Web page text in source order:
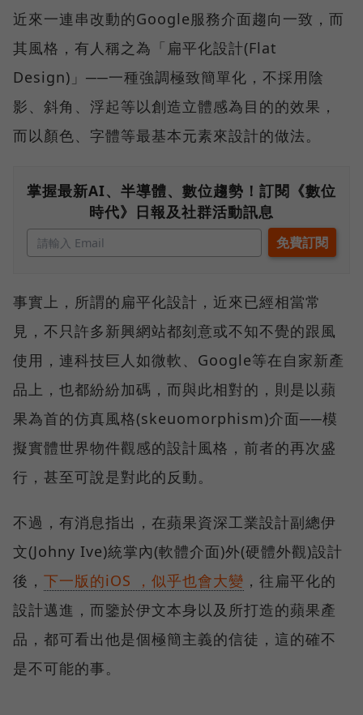
近來一連串改動的Google服務介面趨向一致，而
其風格，有人稱之為「扁平化設計(Flat
Design)」──一種強調極致簡單化，不採用陰
影、斜角、浮起等以創造立體感為目的的效果，
而以顏色、字體等最基本元素來設計的做法。
掌握最新AI、半導體、數位趨勢！訂閱《數位
時代》日報及社群活動訊息
事實上，所謂的扁平化設計，近來已經相當常
見，不只許多新興網站都刻意或不知不覺的跟風
使用，連科技巨人如微軟、Google等在自家新產
品上，也都紛紛加碼，而與此相對的，則是以蘋
果為首的仿真風格(skeuomorphism)介面──模
擬實體世界物件觀感的設計風格，前者的再次盛
行，甚至可說是對此的反動。
不過，有消息指出，在蘋果資深工業設計副總伊
文(Johny Ive)統掌內(軟體介面)外(硬體外觀)設計
後， 下一版的iOS ，似乎也會大變 ，往扁平化的
設計邁進，而鑒於伊文本身以及所打造的蘋果產
品，都可看出他是個極簡主義的信徒，這的確不
是不可能的事。